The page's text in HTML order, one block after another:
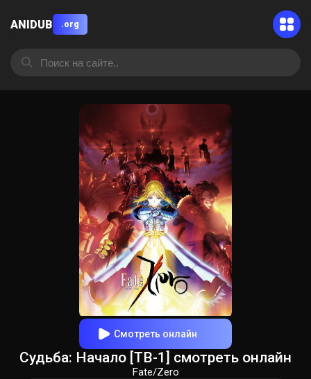
ANIDUB .org
Смотреть онлайн
Судьба: Начало [ТВ-1] смотреть онлайн
Fate/Zero